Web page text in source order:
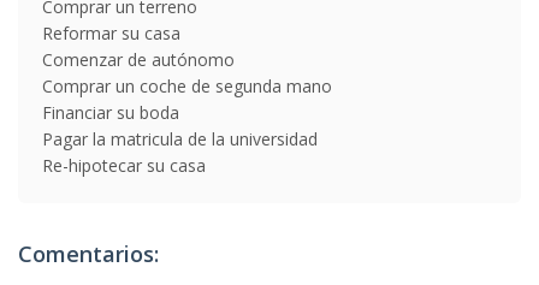
Comprar un terreno
Reformar su casa
Comenzar de autónomo
Comprar un coche de segunda mano
Financiar su boda
Pagar la matricula de la universidad
Re-hipotecar su casa
Comentarios: